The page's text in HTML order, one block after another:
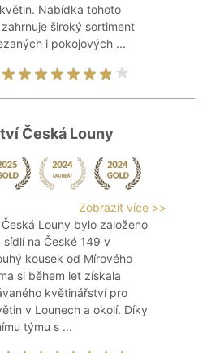
Nabídka tohoto
široký sortiment
i pokojových ...
Česká Louny
Zobrazit více >>
Louny bylo založeno
na České 149 v
kousek od Mírového
si během let získala
květinářství pro
v Lounech a okolí. Díky
týmu s ...